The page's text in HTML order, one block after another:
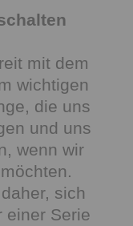
mit dem
wichtigen
die uns
und uns
wenn wir
sich
einer Serie